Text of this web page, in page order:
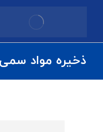
ذخیره مواد